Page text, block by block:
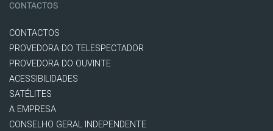
CONTACTOS
CONTACTOS
PROVEDORA DO TELESPECTADOR
PROVEDORA DO OUVINTE
ACESSIBILIDADES
SATÉLITES
A EMPRESA
CONSELHO GERAL INDEPENDENTE